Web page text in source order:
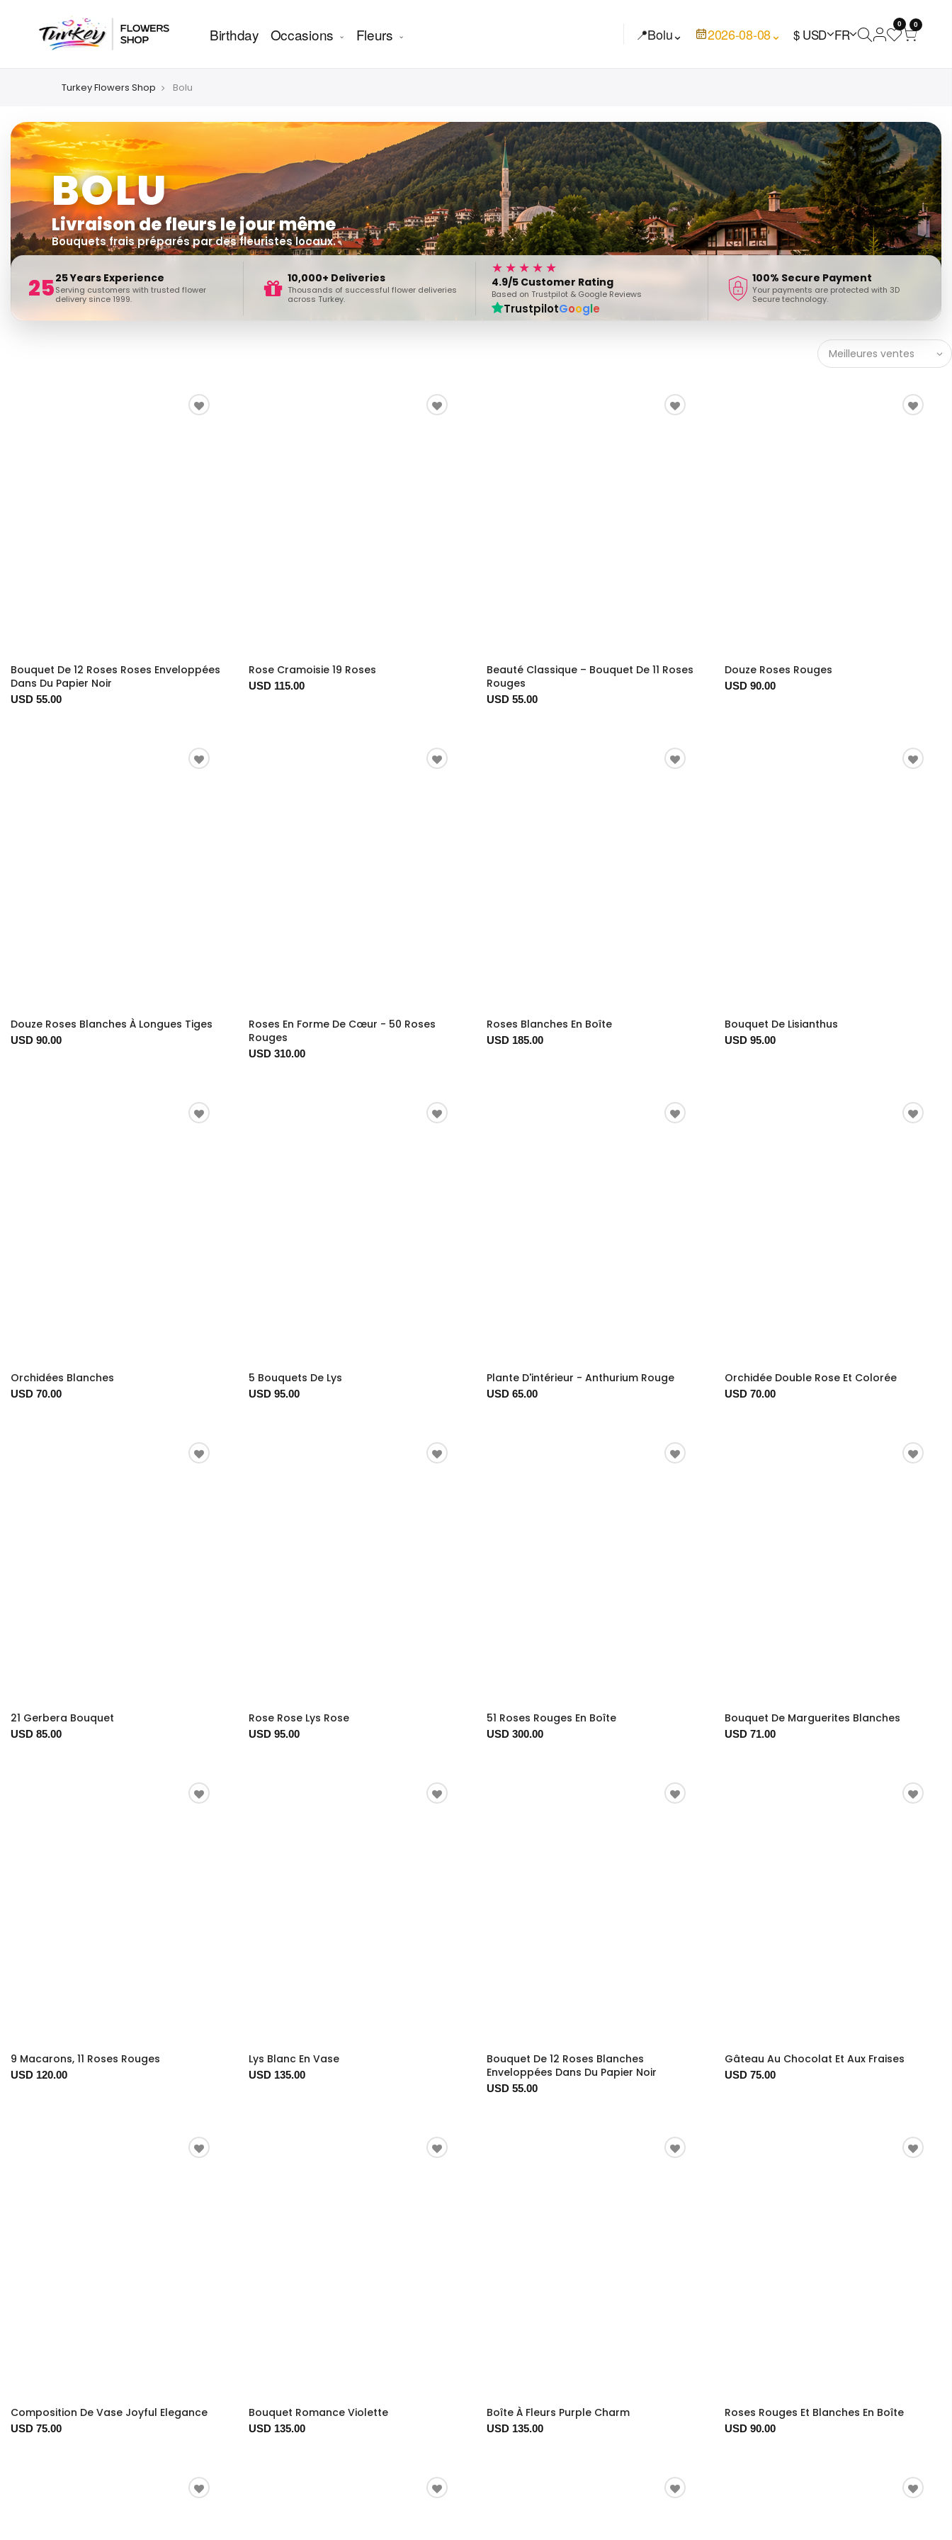
Birthday Occasions Fleurs 📍Bolu⌄ 2026-08-08⌄ $ USD FR
0 0
Turkey Flowers Shop Bolu
BOLU
Livraison de fleurs le jour même
Bouquets frais préparés par des fleuristes locaux.
2525 Years Experience
Serving customers with trusted flower
delivery since 1999.
10,000+ Deliveries
Thousands of successful flower deliveries
across Turkey.
★★★★★
4.9/5 Customer Rating
Based on Trustpilot & Google Reviews
TrustpilotGoogle
100% Secure Payment
Your payments are protected with 3D
Secure technology.
Meilleures ventes
Bouquet De 12 Roses Roses Enveloppées
Dans Du Papier Noir
USD 55.00
Rose Cramoisie 19 Roses
USD 115.00
Beauté Classique – Bouquet De 11 Roses
Rouges
USD 55.00
Douze Roses Rouges
USD 90.00
Douze Roses Blanches À Longues Tiges
USD 90.00
Roses En Forme De Cœur - 50 Roses
Rouges
USD 310.00
Roses Blanches En Boîte
USD 185.00
Bouquet De Lisianthus
USD 95.00
Orchidées Blanches
USD 70.00
5 Bouquets De Lys
USD 95.00
Plante D'intérieur - Anthurium Rouge
USD 65.00
Orchidée Double Rose Et Colorée
USD 70.00
21 Gerbera Bouquet
USD 85.00
Rose Rose Lys Rose
USD 95.00
51 Roses Rouges En Boîte
USD 300.00
Bouquet De Marguerites Blanches
USD 71.00
9 Macarons, 11 Roses Rouges
USD 120.00
Lys Blanc En Vase
USD 135.00
Bouquet De 12 Roses Blanches
Enveloppées Dans Du Papier Noir
USD 55.00
Gâteau Au Chocolat Et Aux Fraises
USD 75.00
Composition De Vase Joyful Elegance
USD 75.00
Bouquet Romance Violette
USD 135.00
Boîte À Fleurs Purple Charm
USD 135.00
Roses Rouges Et Blanches En Boîte
USD 90.00